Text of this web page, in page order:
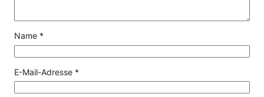
Name *
E-Mail-Adresse *